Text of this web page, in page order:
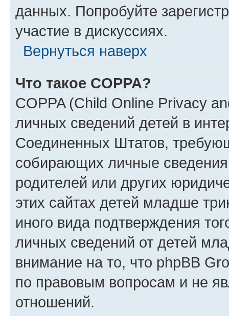
данных. Попробуйте
участие в дискуссиях.
Вернуться наверх
Что такое COPPA?
COPPA (Child Online Privacy
личных сведений детей в
Соединенных Штатов,
собирающих личные
родителей или других
этих сайтах детей младше
иного вида подтверждения
личных сведений от детей
внимание на то, что phpBB
по правовым вопросам и не
отношений.